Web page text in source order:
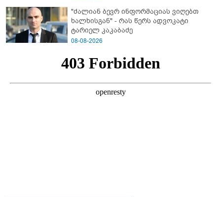
გაუსწორდნენ?
"ძალიან ბევრ ინფორმაციას ვიღებთ
ხალხისგან" - რას წერს ადვოკატი
ტარიელ კაკაბაძე
08-08-2026